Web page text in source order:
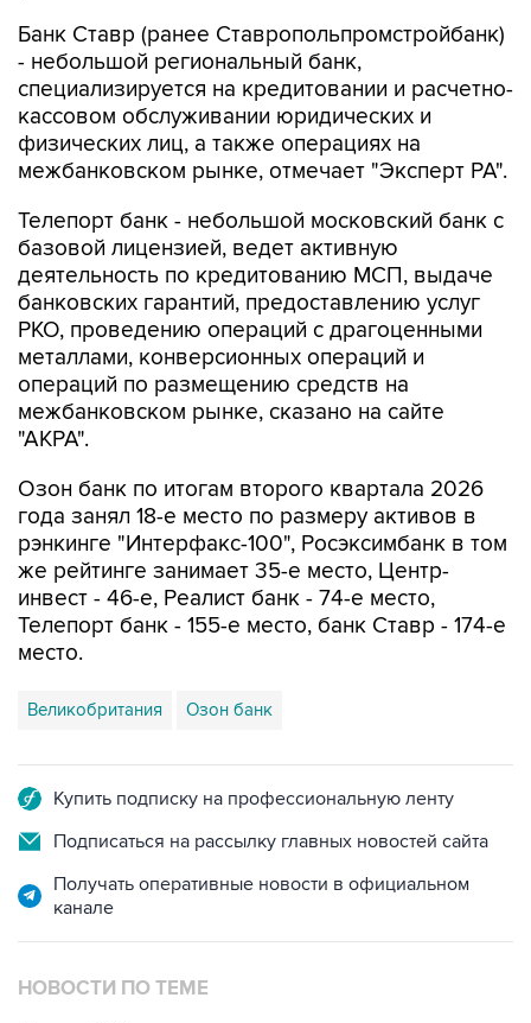
Банк Ставр (ранее Ставропольпромстройбанк)
- небольшой региональный банк,
специализируется на кредитовании и расчетно-
кассовом обслуживании юридических и
физических лиц, а также операциях на
межбанковском рынке, отмечает "Эксперт РА".
Телепорт банк - небольшой московский банк с
базовой лицензией, ведет активную
деятельность по кредитованию МСП, выдаче
банковских гарантий, предоставлению услуг
РКО, проведению операций с драгоценными
металлами, конверсионных операций и
операций по размещению средств на
межбанковском рынке, сказано на сайте
"АКРА".
Озон банк по итогам второго квартала 2026
года занял 18-е место по размеру активов в
рэнкинге "Интерфакс-100", Росэксимбанк в том
же рейтинге занимает 35-е место, Центр-
инвест - 46-е, Реалист банк - 74-е место,
Телепорт банк - 155-е место, банк Ставр - 174-е
место.
Великобритания Озон банк
Купить подписку на профессиональную ленту
Подписаться на рассылку главных новостей сайта
Получать оперативные новости в официальном
канале
НОВОСТИ ПО ТЕМЕ